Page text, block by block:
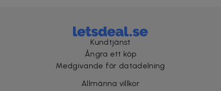
Kundtjänst
Ångra ett köp
Medgivande för datadelning
Allmänna villkor